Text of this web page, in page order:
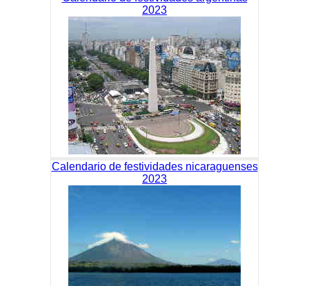
2023
Calendario de festividades nicaraguenses
2023